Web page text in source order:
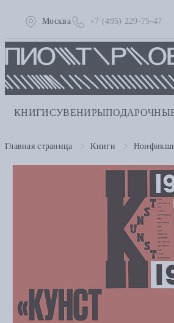
Москва +7 (495) 229-75-47
КНИГИСУВЕНИРЫ
Главная страница Книги